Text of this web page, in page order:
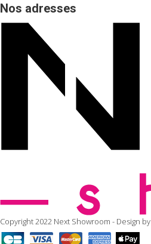
Nos adresses
Copyright 2022 Next Showroom - Design by